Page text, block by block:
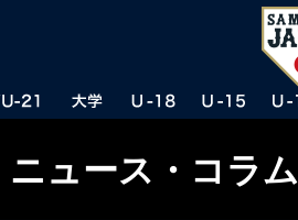
ュース・コラム